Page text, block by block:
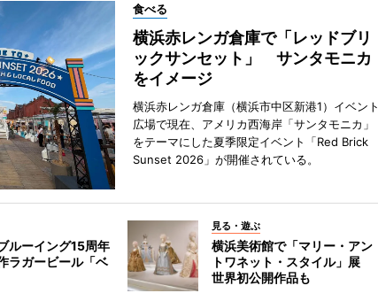
食べる
横浜赤レンガ倉庫で「レッドブリ
ックサンセット」 サンタモニカ
をイメージ
横浜赤レンガ倉庫（横浜市中区新港1）イベント
広場で現在、アメリカ西海岸「サンタモニカ」
をテーマにした夏季限定イベント「Red Brick
Sunset 2026」が開催されている。
ルーイング15周年
ガービール「ベ
見る・遊ぶ
横浜美術館で「マリー・アン
トワネット・スタイル」展
世界初公開作品も